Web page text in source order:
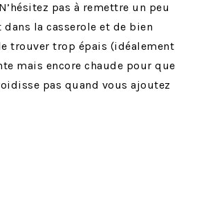
pas à remettre un peu
la casserole et de bien
trouver trop épais (idéalement
mais encore chaude pour que
pas quand vous ajoutez